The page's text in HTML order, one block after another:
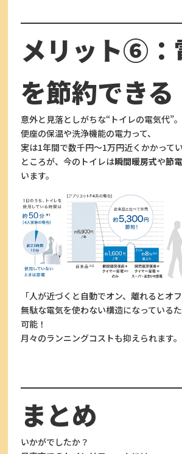
メリット⑥：
を節約できる
意外と見落としがちな“トイレの電気代”。
便座の保温や洗浄機能の電力って、
実は1年間で数千円〜1万円近くかかってい
ところが、今のトイレは瞬間暖房式や節
います。
「人が近づくと自動でオン、離れるとオフ
無駄な電気を使わない構造になっている
可能！
月々のランニングコストも抑えられます。
まとめ
いかがでしたか？